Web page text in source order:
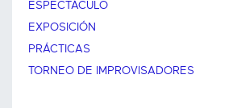
ESPECTÁCULO
EXPOSICIÓN
PRÁCTICAS
TORNEO DE IMPROVISADORES